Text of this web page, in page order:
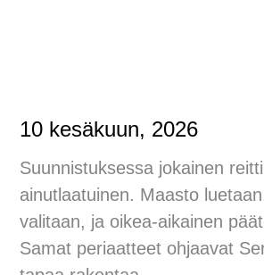
10 kesäkuun, 2026
Suunnistuksessa jokainen
ainutlaatuinen. Maasto
valitaan, ja oikea-aikainen
Samat periaatteet ohjaavat